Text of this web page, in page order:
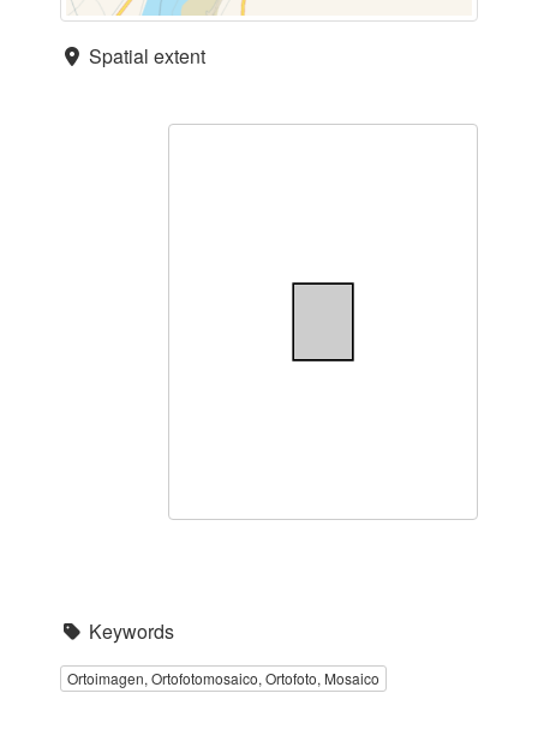
Spatial extent
Keywords
Ortoimagen, Ortofotomosaico, Ortofoto, Mosaico